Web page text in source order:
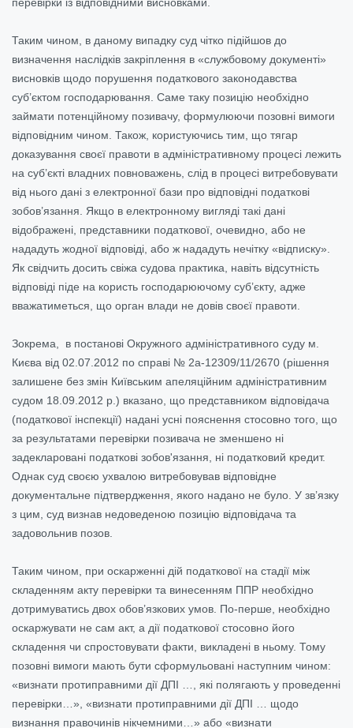
Таким чином, в даному випадку суд чітко підійшов до
визначення наслідків закріплення в «службовому документі»
висновків щодо порушення податкового законодавства
суб’єктом господарювання. Саме таку позицію необхідно
займати потенційному позивачу, формулюючи позовні вимоги
відповідним чином. Також, користуючись тим, що тягар
доказування своєї правоти в адміністративному процесі лежить
на суб’єкті владних повноважень, слід в процесі витребовувати
від нього дані з електронної бази про відповідні податкові
зобов’язання. Якщо в електронному вигляді такі дані
відображені, представники податкової, очевидно, або не
нададуть жодної відповіді, або ж нададуть нечітку «відписку».
Як свідчить досить свіжа судова практика, навіть відсутність
відповіді піде на користь господарюючому суб’єкту, адже
вважатиметься, що орган влади не довів своєї правоти.
Зокрема, в постанові Окружного адміністративного суду м.
Києва від 02.07.2012 по справі № 2а-12309/11/2670 (рішення
залишене без змін Київським апеляційним адміністративним
судом 18.09.2012 р.) вказано, що представником відповідача
(податкової інспекції) надані усні пояснення стосовно того, що
за результатами перевірки позивача не зменшено ні
задекларовані податкові зобов'язання, ні податковий кредит.
Однак суд своєю ухвалою витребовував відповідне
документальне підтвердження, якого надано не було. У зв’язку
з цим, суд визнав недоведеною позицію відповідача та
задовольнив позов.
Таким чином, при оскарженні дій податкової на стадії між
складенням акту перевірки та винесенням ППР необхідно
дотримуватись двох обов’язкових умов. По-перше, необхідно
оскаржувати не сам акт, а дії податкової стосовно його
складення чи спростовувати факти, викладені в ньому. Тому
позовні вимоги мають бути сформульовані наступним чином:
«визнати протиправними дії ДПІ …, які полягають у проведенні
перевірки…», «визнати протиправними дії ДПІ … щодо
визнання правочинів нікчемними…» або «визнати